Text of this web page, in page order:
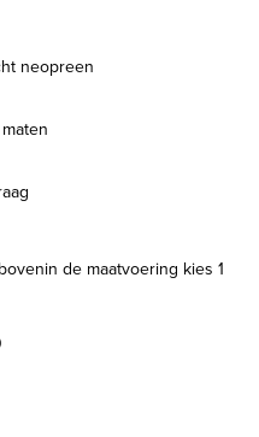
neopreen
de maatvoering kies 1